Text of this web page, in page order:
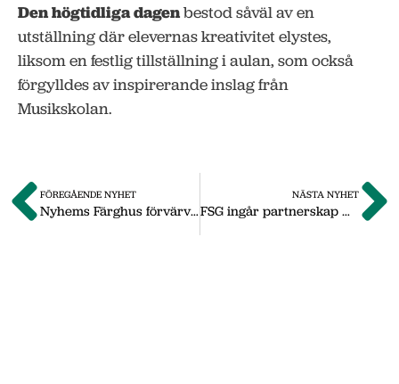
Den högtidliga dagenbestod såväl av en
utställning där elevernas kreativitet elystes,
liksom en festlig tillställning i aulan, som också
förgylldes av inspirerande inslag från
Musikskolan.
FÖREGÅENDE NYHET
Nyhems Färghus förvärvar MaxiTryck
NÄSTA NYHET
FSG ingår partnerskap med ChromoGenics